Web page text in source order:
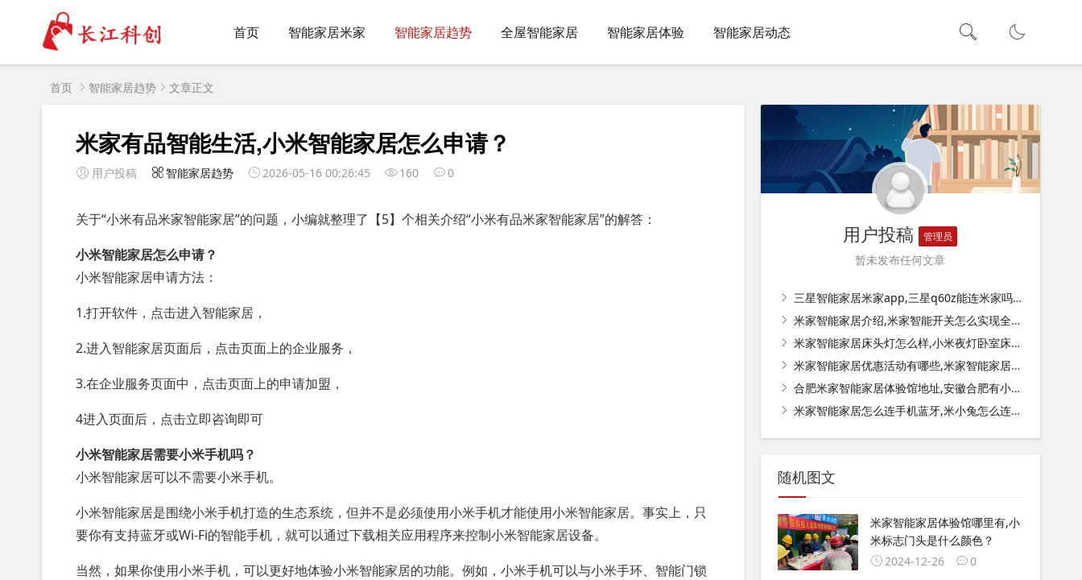
首页 智能家居米家 智能家居趋势 全屋智能家居 智能家居体验 智能家居动态
首页 智能家居趋势 文章正文
米家有品智能生活,小米智能家居怎么申请？
用户投稿 智能家居趋势 2026-05-16 00:26:45 160 0
关于“小米有品米家智能家居”的问题，小编就整理了【5】个相关介绍“小米有品米家智能家居”的解答：
小米智能家居怎么申请？
小米智能家居申请方法：
1.打开软件，点击进入智能家居，
2.进入智能家居页面后，点击页面上的企业服务，
3.在企业服务页面中，点击页面上的申请加盟，
4进入页面后，点击立即咨询即可
小米智能家居需要小米手机吗？
小米智能家居可以不需要小米手机。
小米智能家居是围绕小米手机打造的生态系统，但并不是必须使用小米手机才能使用小米智能家居。事实上，只
要你有支持蓝牙或Wi-Fi的智能手机，就可以通过下载相关应用程序来控制小米智能家居设备。
当然，如果你使用小米手机，可以更好地体验小米智能家居的功能。例如，小米手机可以与小米手环、智能门锁
用户投稿 管理员
暂未发布任何文章
三星智能家居米家app,三星q60z能连米家吗？
米家智能家居介绍,米家智能开关怎么实现全屋家居智能？
米家智能家居床头灯怎么样,小米夜灯卧室床头灯彩灯怎么调？
米家智能家居优惠活动有哪些,米家智能家居哪些值得购买？
合肥米家智能家居体验馆地址,安徽合肥有小米之家吗？地址在哪？
米家智能家居怎么连手机蓝牙,米小兔怎么连接手机？
随机图文
米家智能家居体验馆哪里有,小
米标志门头是什么颜色？
2024-12-26
0